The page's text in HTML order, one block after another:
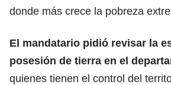
donde más crece la pobreza
El mandatario pidió revisar la
posesión de tierra en el
quienes tienen el control del